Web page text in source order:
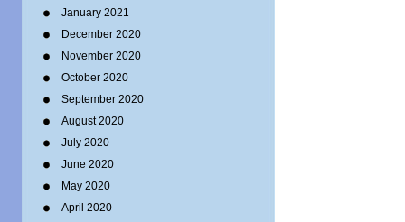
January 2021
December 2020
November 2020
October 2020
September 2020
August 2020
July 2020
June 2020
May 2020
April 2020